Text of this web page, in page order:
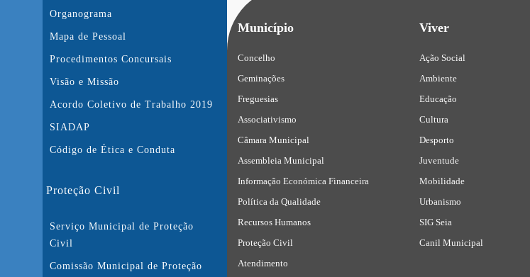
Organograma
Mapa de Pessoal
Procedimentos Concursais
Visão e Missão
Acordo Coletivo de Trabalho 2019
SIADAP
Código de Ética e Conduta
Proteção Civil
Serviço Municipal de Proteção
Civil
Comissão Municipal de Proteção
Município
Concelho
Geminações
Freguesias
Associativismo
Câmara Municipal
Assembleia Municipal
Informação Económica Financeira
Política da Qualidade
Recursos Humanos
Proteção Civil
Atendimento
Viver
Ação Social
Ambiente
Educação
Cultura
Desporto
Juventude
Mobilidade
Urbanismo
SIG Seia
Canil Municipal